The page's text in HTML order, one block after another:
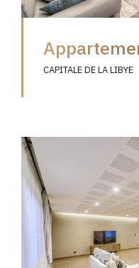
CAPITALE DE LA LIBYE